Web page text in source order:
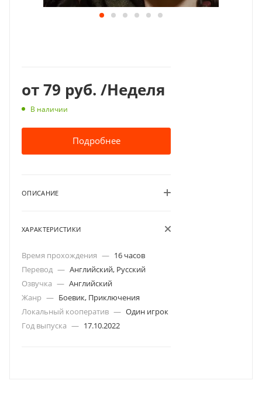
от79 руб. /Неделя
В наличии
Подробнее
ОПИСАНИЕ
ХАРАКТЕРИСТИКИ
Время прохождения — 16 часов
Перевод — Английский, Русский
Озвучка — Английский
Жанр — Боевик, Приключения
Локальный кооператив — Один игрок
Год выпуска — 17.10.2022